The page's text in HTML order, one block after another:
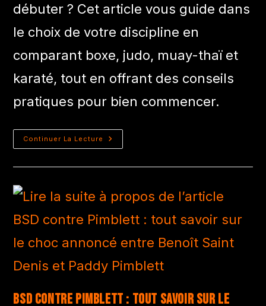
débuter ? Cet article vous guide dans
le choix de votre discipline en
comparant boxe, judo, muay-thaï et
karaté, tout en offrant des conseils
pratiques pour bien commencer.
Continuer La Lecture
BSD contre Pimblett : tout savoir sur le